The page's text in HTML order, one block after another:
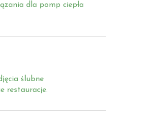
dla pomp ciepła
ślubne
restauracje.